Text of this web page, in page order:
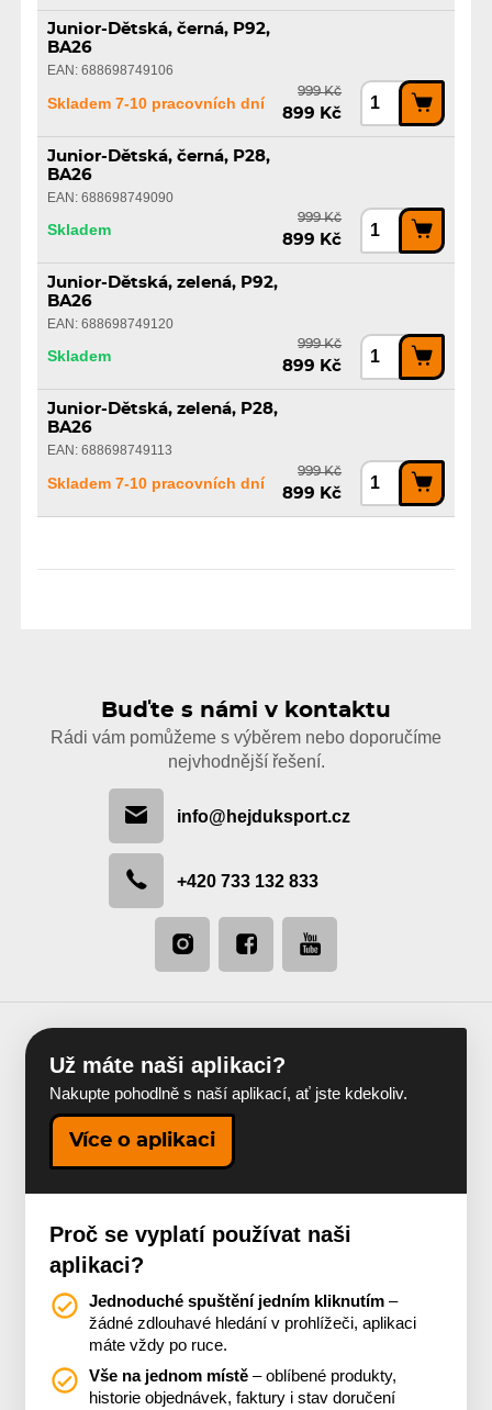
Junior-Dětská, černá, P92,
BA26
EAN: 688698749106
Skladem 7-10 pracovních dní
999 Kč
899 Kč
Junior-Dětská, černá, P28,
BA26
EAN: 688698749090
Skladem
999 Kč
899 Kč
Junior-Dětská, zelená, P92,
BA26
EAN: 688698749120
Skladem
999 Kč
899 Kč
Junior-Dětská, zelená, P28,
BA26
EAN: 688698749113
Skladem 7-10 pracovních dní
999 Kč
899 Kč
Buďte s námi v kontaktu
Rádi vám pomůžeme s výběrem nebo doporučíme
nejvhodnější řešení.
info@hejduksport.cz
+420 733 132 833
Už máte naši aplikaci?
Nakupte pohodlně s naší aplikací, ať jste kdekoliv.
Více o aplikaci
Proč se vyplatí používat naši
aplikaci?
Jednoduché spuštění jedním kliknutím –
žádné zdlouhavé hledání v prohlížeči, aplikaci
máte vždy po ruce.
Vše na jednom místě – oblíbené produkty,
historie objednávek, faktury i stav doručení